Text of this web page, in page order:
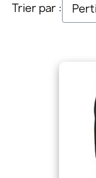
Trier par :